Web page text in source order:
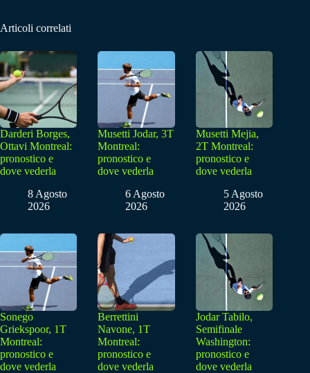
Articoli correlati
Darderi Borges,
Ottavi Montreal:
pronostico e
dove vederla
8 Agosto
2026
Musetti Jodar, 3T
Montreal:
pronostico e
dove vederla
6 Agosto
2026
Musetti Mejia,
2T Montreal:
pronostico e
dove vederla
5 Agosto
2026
Sonego
Griekspoor, 1T
Montreal:
pronostico e
dove vederla
Berrettini
Navone, 1T
Montreal:
pronostico e
dove vederla
Jodar Tabilo,
Semifinale
Washington:
pronostico e
dove vederla